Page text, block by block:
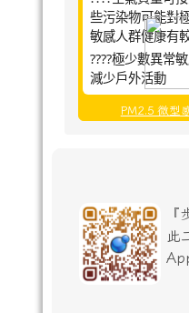
些污染物可能對
敏感人群健康有
????極少數異常
減少戶外活動
PM2.5 微型
此